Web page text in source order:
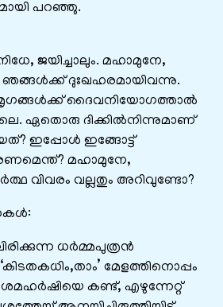
പറഞ്ഞു.
ജയിച്ചാലും. മഹാമുനേ,
ദുഃഖഹരമായിവന്നു.
മൃഗങ്ങള്‍ക്ക് ദൈവനിയോഗത്താല്‍
ഏതൊരു ദിക്കില്‍നിന്നുമാണ്
ഇപ്പോള്‍ ഇങ്ങോട്ട്
മഹാമുനേ,
വിവരം വല്ലതും അറിവുണ്ടോ?
ധര്‍മ്മപുത്രന്‍
മേളത്തിനൊപ്പം
കണ്ട്, എഴുന്നേറ്റ്